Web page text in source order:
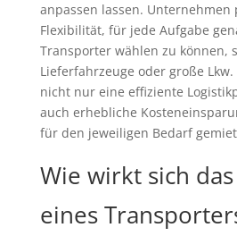
anpassen lassen.
Flexibilität, für jede Aufgabe
Transporter wählen zu können,
Lieferfahrzeuge oder große
nicht nur eine effiziente
auch erhebliche
für den jeweiligen Bedarf
Wie wirkt sich
eines